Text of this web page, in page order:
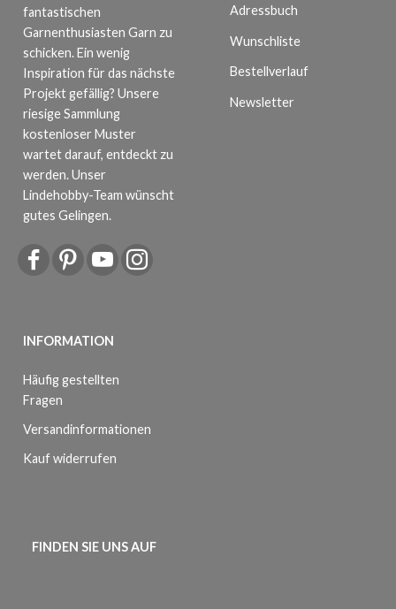
fantastischen
Garnenthusiasten Garn zu
schicken. Ein wenig
Inspiration für das nächste
Projekt gefällig? Unsere
riesige Sammlung
kostenloser Muster
wartet darauf, entdeckt zu
werden. Unser
Lindehobby-Team wünscht
gutes Gelingen.
INFORMATION
Häufig gestellten
Fragen
Versandinformationen
Kauf widerrufen
Adressbuch
Wunschliste
Bestellverlauf
Newsletter
FINDEN SIE UNS AUF